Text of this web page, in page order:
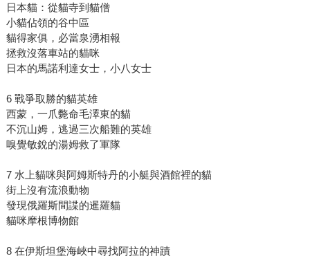
日本貓：從貓寺到貓僧
小貓佔領的谷中區
貓得家俱，必當泉湧相報
拯救沒落車站的貓咪
日本的馬諾利達女士，小八女士
6 戰爭取勝的貓英雄
西蒙，一爪斃命毛澤東的貓
不沉山姆，逃過三次船難的英雄
嗅覺敏銳的湯姆救了軍隊
7 水上貓咪與阿姆斯特丹的小艇與酒館裡的貓
街上沒有流浪動物
發現俄羅斯間諜的暹羅貓
貓咪摩根博物館
8 在伊斯坦堡海峽中尋找阿拉的神蹟